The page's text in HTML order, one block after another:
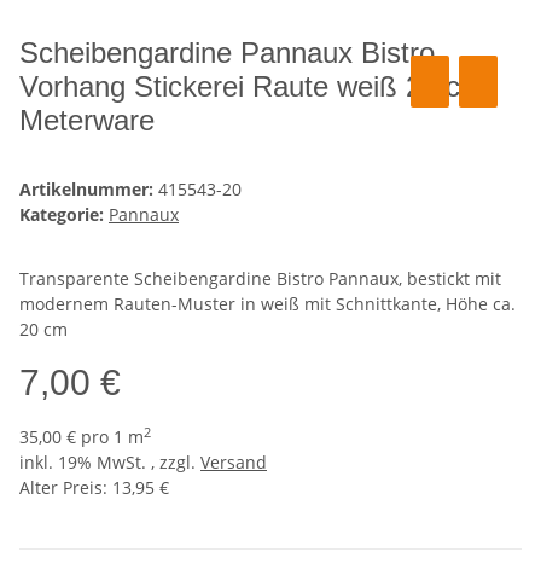
Scheibengardine Pannaux Bistro
Vorhang Stickerei Raute weiß 20 cm,
Meterware
Artikelnummer: 415543-20
Kategorie: Pannaux
Transparente Scheibengardine Bistro Pannaux, bestickt mit
modernem Rauten-Muster in weiß mit Schnittkante, Höhe ca.
20 cm
7,00 €
35,00 € pro 1 m2
inkl. 19% MwSt. , zzgl. Versand
Alter Preis: 13,95 €